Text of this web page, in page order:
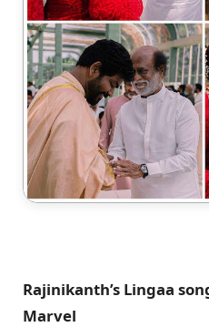
Rajinikanth’s Lingaa
Marvel